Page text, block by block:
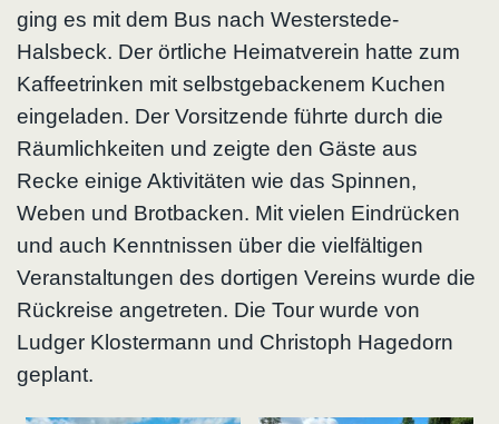
ging es mit dem Bus nach Westerstede-
Halsbeck. Der örtliche Heimatverein hatte zum
Kaffeetrinken mit selbstgebackenem Kuchen
eingeladen. Der Vorsitzende führte durch die
Räumlichkeiten und zeigte den Gäste aus
Recke einige Aktivitäten wie das Spinnen,
Weben und Brotbacken. Mit vielen Eindrücken
und auch Kenntnissen über die vielfältigen
Veranstaltungen des dortigen Vereins wurde die
Rückreise angetreten. Die Tour wurde von
Ludger Klostermann und Christoph Hagedorn
geplant.